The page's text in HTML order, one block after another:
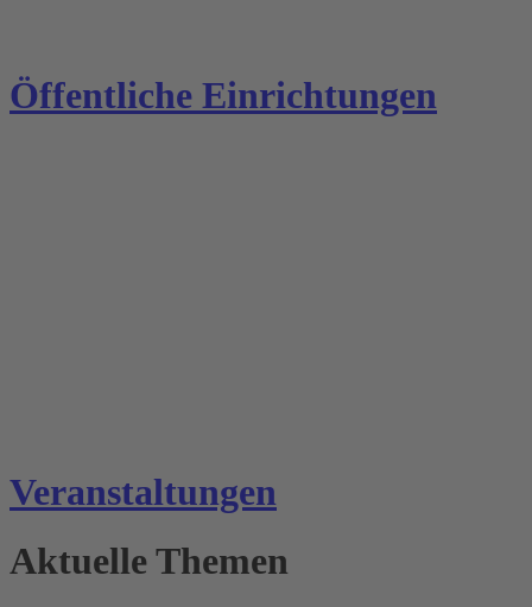
Öffentliche Einrichtungen
Veranstaltungen
Aktuelle Themen